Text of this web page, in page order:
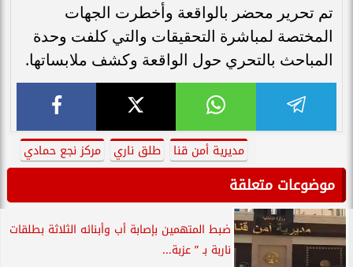
تم تحرير محضر بالواقعة وأخطرت الجهات
المختصة لمباشرة التحقيقات والتي كلفت وحدة
المباحث بالتحري حول الواقعة وكشف ملابساتها.
مديرية أمن قنا طلق ناري مركز نجع حمادي
موضوعات متعلقة
ضبط المتهمين بإصابة أب وأبنائه الثلاثة بطلقات
ناربة بـ ” عزبة...